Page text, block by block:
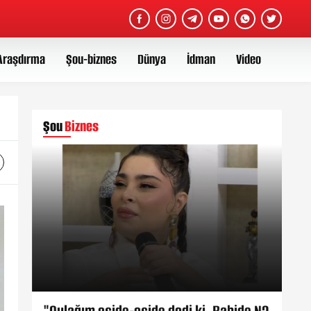
Şou-biznes Dünya İdman Video
ŞouBiznes